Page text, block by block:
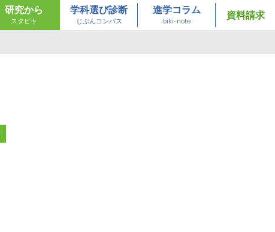
研究から
スタビキ
学科選び診断
じぶんコンパス
進学コラム
biki-note
資料請求